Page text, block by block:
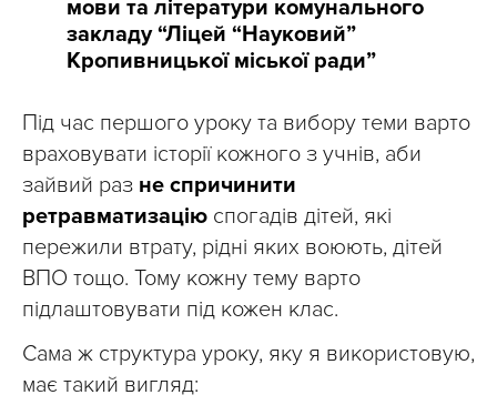
мови та літератури комунального
закладу “Ліцей “Науковий”
Кропивницької міської ради”
Під час першого уроку та вибору теми варто
враховувати історії кожного з учнів, аби
зайвий раз не спричинити
ретравматизацію спогадів дітей, які
пережили втрату, рідні яких воюють, дітей
ВПО тощо. Тому кожну тему варто
підлаштовувати під кожен клас.
Сама ж структура уроку, яку я використовую,
має такий вигляд: